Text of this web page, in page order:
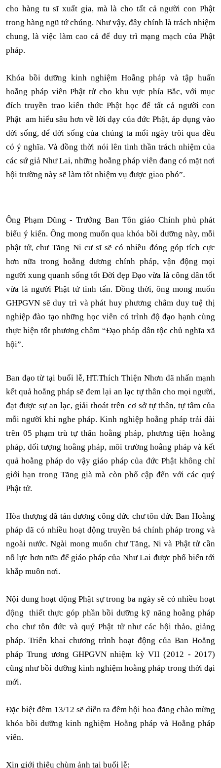
cho hàng tu sĩ xuất gia, mà là cho tất cả người con Phật
trong hàng ngũ tứ chúng. Như vậy, đây chính là trách nhiệm
chung, là việc làm cao cả để duy trì mạng mạch của Phật
pháp.
Khóa bồi dưỡng kinh nghiệm Hoằng pháp và tập huấn
hoằng pháp viên Phật tử cho khu vực phía Bắc, với mục
đích truyền trao kiến thức Phật học để tất cả người con
Phật am hiểu sâu hơn về lời dạy của đức Phật, áp dụng vào
đời sống, để đời sống của chúng ta mổi ngày trôi qua đều
có ý nghĩa. Và đồng thời nói lên tinh thần trách nhiệm của
các sứ giả Như Lai, những hoằng pháp viên đang có mặt nơi
hội trường này sẽ làm tốt nhiệm vụ được giao phó”.
Ông Phạm Dũng - Trưởng Ban Tôn giáo Chính phủ phát
biểu ý kiến. Ông mong muốn qua khóa bồi dưỡng này, mỗi
phật tử, chư Tăng Ni cư sĩ sẽ có nhiều đóng góp tích cực
hơn nữa trong hoằng dương chính pháp, vận động mọi
người xung quanh sống tốt Đời đẹp Đạo vừa là công dân tốt
vừa là người Phật tử tinh tấn. Đồng thời, ông mong muốn
GHPGVN sẽ duy trì và phát huy phương châm duy tuệ thị
nghiệp đào tạo những học viên có trình độ đạo hạnh cùng
thực hiện tốt phương châm “Đạo pháp dân tộc chủ nghĩa xã
hội”.
Ban đạo từ tại buổi lễ, HT.Thích Thiện Nhơn đã nhấn mạnh
kết quả hoằng pháp sẽ đem lại an lạc tự thân cho mọi người,
đạt được sự an lạc, giải thoát trên cơ sở tự thân, tự tâm của
mỗi người khi nghe pháp. Kinh nghiệp hoằng pháp trải dài
trên 05 phạm trù tự thân hoằng pháp, phương tiện hoằng
pháp, đối tượng hoằng pháp, môi trường hoằng pháp và kết
quả hoằng pháp do vậy giáo pháp của đức Phật không chỉ
giới hạn trong Tăng già mà còn phổ cập đến với các quý
Phật tử.
Hòa thượng đã tán dương công đức chư tôn đức Ban Hoằng
pháp đã có nhiều hoạt động truyền bá chính pháp trong và
ngoài nước. Ngài mong muốn chư Tăng, Ni và Phật tử cần
nỗ lực hơn nữa để giáo pháp của Như Lai được phổ biến tới
khắp muôn nơi.
Nội dung hoạt động Phật sự trong ba ngày sẽ có nhiều hoạt
động thiết thực góp phần bồi dưỡng kỹ năng hoằng pháp
cho chư tôn đức và quý Phật tử như các hội thảo, giảng
pháp. Triển khai chương trình hoạt động của Ban Hoằng
pháp Trung ương GHPGVN nhiệm kỳ VII (2012 - 2017)
cũng như bồi dưỡng kinh nghiệm hoằng pháp trong thời đại
mới.
Đặc biệt đêm 13/12 sẽ diễn ra đêm hội hoa đăng chào mừng
khóa bồi dưỡng kinh nghiệm Hoằng pháp và Hoằng pháp
viên.
Xin giới thiệu chùm ảnh tại buổi lễ: